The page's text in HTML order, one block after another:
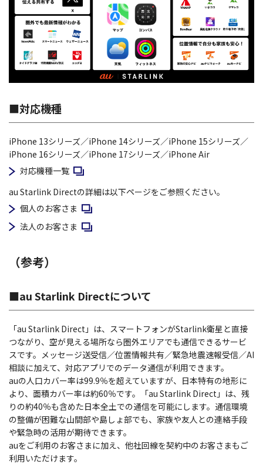
■対応機種
iPhone 13シリーズ／iPhone 14シリーズ／iPhone 15シリーズ／
iPhone 16シリーズ／iPhone 17シリーズ／iPhone Air
対応機種一覧新規ウィンドウで開く
au Starlink Directの詳細は以下ページをご参照ください。
個人のお客さま 新規ウィンドウで開く
法人のお客さま 新規ウィンドウで開く
（参考）
■au Starlink Directについて
「au Starlink Direct」は、スマートフォンがStarlink衛星と直接
つながり、空が見える場所なら圏外エリアでも通信できるサービ
スです。メッセージ送受信／位置情報共有／緊急地震速報受信／AI
相談に加えて、対応アプリでのデータ通信が利用できます。
auの人口カバー率は99.9％を超えていますが、日本特有の地形に
より、面積カバー率は約60％です。「au Starlink Direct」は、残
りの約40％も含めた日本全土での通信を可能にします。通信環境
の整備が困難な山間部や島しょ部でも、家族や友人との連絡手段
や緊急時の活用が期待できます。
auをご利用のお客さまに加え、他社回線を契約中のお客さまもご
利用いただけます。